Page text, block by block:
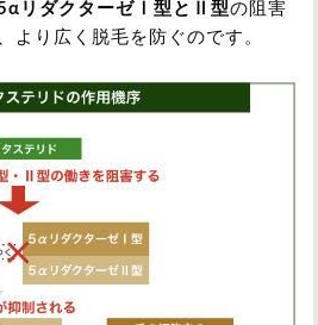
リダクターゼⅠ型とⅡ型の阻害
より広く脱毛を防ぐのです。